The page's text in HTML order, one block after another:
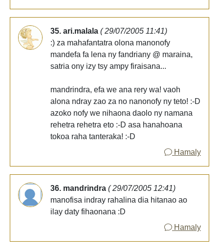
35. ari.malala ( 29/07/2005 11:41)
:) za mahafantatra olona manonofy
mandefa fa lena ny fandriany @ maraina,
satria ony izy tsy ampy firaisana...
mandrindra, efa we ana rery wa! vaoh
alona ndray zao za no nanonofy ny teto! :-D
azoko nofy we nihaona daolo ny namana
rehetra rehetra eto :-D asa hanahoana
tokoa raha tanteraka! :-D
Hamaly
36. mandrindra ( 29/07/2005 12:41)
manofisa indray rahalina dia hitanao ao
ilay daty fihaonana :D
Hamaly